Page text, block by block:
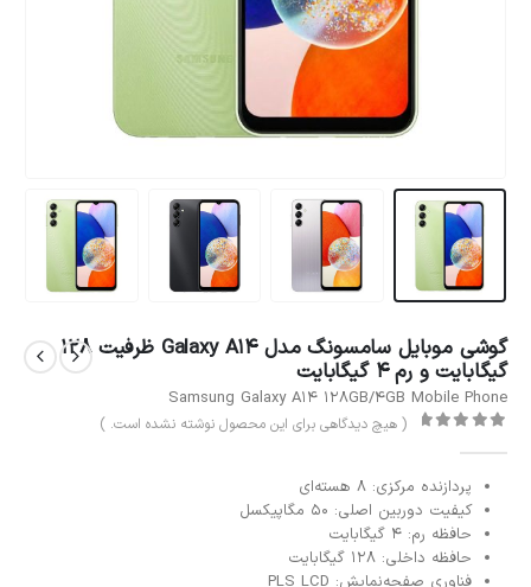
گوشی موبایل سامسونگ مدل Galaxy A14 ظرفیت 128
گیگابایت و رم 4 گیگابایت
Samsung Galaxy A14 128GB/4GB Mobile Phone
( هیچ دیدگاهی برای این محصول نوشته نشده است. )
پردازنده مرکزی: 8 هسته‌ای
کیفیت دوربین اصلی: 50 مگاپیکسل
حافظه رم: 4 گیگابایت
حافظه داخلی: 128 گیگابایت